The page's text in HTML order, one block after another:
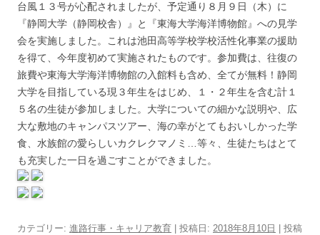
台風１３号が心配されましたが、予定通り８月９日（木）に
『静岡大学（静岡校舎）』と『東海大学海洋博物館』への見学
会を実施しました。これは池田高等学校学校活性化事業の援助
を得て、今年度初めて実施されたものです。参加費は、往復の
旅費や東海大学海洋博物館の入館料も含め、全てが無料！静岡
大学を目指している現３年生をはじめ、１・２年生を含む計１
５名の生徒が参加しました。大学についての細かな説明や、広
大な敷地のキャンパスツアー、海の幸がとてもおいしかった学
食、水族館の愛らしいカクレクマノミ…等々、生徒たちはとて
も充実した一日を過ごすことができました。
カテゴリー: 進路行事・キャリア教育 | 投稿日: 2018年8月10日
投稿